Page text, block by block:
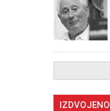
IZDVOJENO